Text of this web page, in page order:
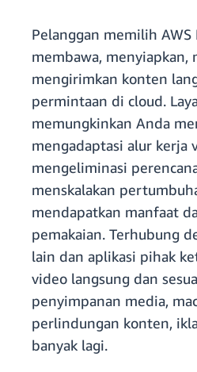
Pelanggan memilih
membawa, menyiapkan,
mengirimkan konten
permintaan di cloud.
memungkinkan Anda
mengadaptasi alur kerja
mengeliminasi
menskalakan
mendapatkan manfaat
pemakaian. Terhubung
lain dan aplikasi pihak
video langsung dan
penyimpanan media,
perlindungan konten,
banyak lagi.